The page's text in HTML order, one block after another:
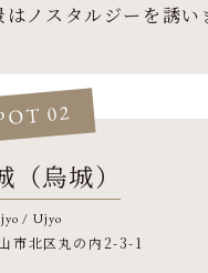
はノスタルジーを誘い
02
（烏城）
/ Ujyo
市北区丸の内2-3-1